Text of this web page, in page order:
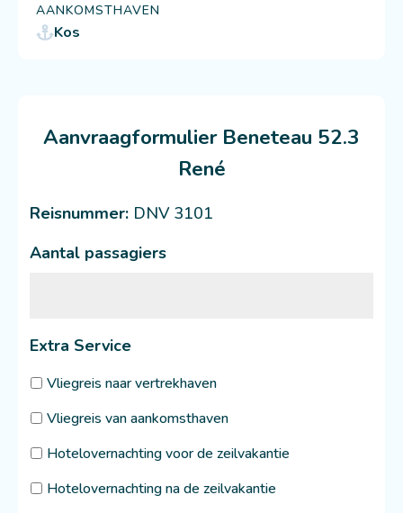
AANKOMSTHAVEN
Kos
Aanvraagformulier Beneteau 52.3
René
Reisnummer: DNV 3101
Aantal passagiers
Extra Service
Vliegreis naar vertrekhaven
Vliegreis van aankomsthaven
Hotelovernachting voor de zeilvakantie
Hotelovernachting na de zeilvakantie